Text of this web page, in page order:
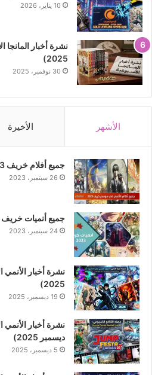
10 يناير، 2026
2025)
30 نوفمبر، 2025
الأشهر الأخيرة
جميع أفلام خريف 2023 – قائمة كاملة
26 سبتمبر، 2023
جميع أنميات خريف 2023 – قائمة كاملة
24 سبتمبر، 2023
2025)
19 ديسمبر، 2025
ديسمبر 2025)
5 ديسمبر، 2025